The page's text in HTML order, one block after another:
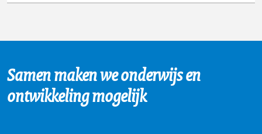
externe
tabblad
Samen maken we onderwijs en
ontwikkeling mogelijk